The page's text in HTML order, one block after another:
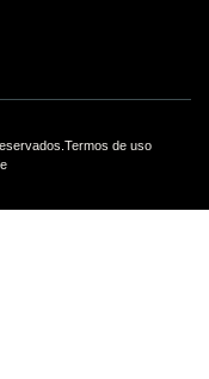
Termos de uso